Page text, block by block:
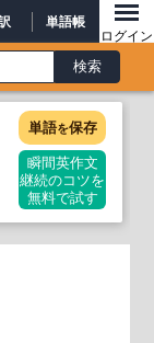
単語帳
ログイン
単語を保存
瞬間英作文
継続のコツを
無料で試す